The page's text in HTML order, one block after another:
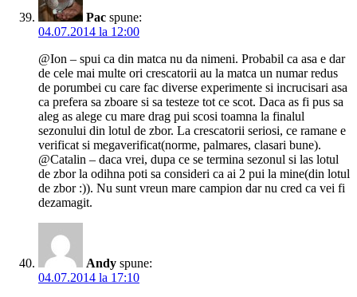
Pac spune:
04.07.2014 la 12:00
@Ion – spui ca din matca nu da nimeni. Probabil ca asa e dar
de cele mai multe ori crescatorii au la matca un numar redus
de porumbei cu care fac diverse experimente si incrucisari asa
ca prefera sa zboare si sa testeze tot ce scot. Daca as fi pus sa
aleg as alege cu mare drag pui scosi toamna la finalul
sezonului din lotul de zbor. La crescatorii seriosi, ce ramane e
verificat si megaverificat(norme, palmares, clasari bune).
@Catalin – daca vrei, dupa ce se termina sezonul si las lotul
de zbor la odihna poti sa consideri ca ai 2 pui la mine(din lotul
de zbor :)). Nu sunt vreun mare campion dar nu cred ca vei fi
dezamagit.
Andy spune:
04.07.2014 la 17:10